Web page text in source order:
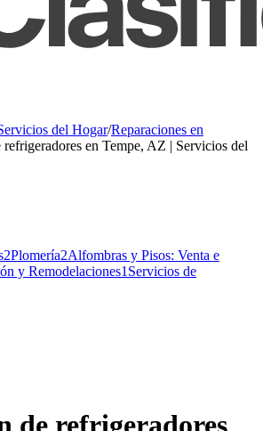
del Hogar/Reparaciones en
refrigeradores en Tempe, AZ | Servicios del
2Plomería2Alfombras y Pisos: Venta e
y Remodelaciones1Servicios de